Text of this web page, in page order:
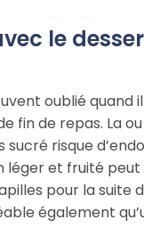
le
oublié quand
fin de repas. La
sucré risque
léger et fruité
pour la suite
également